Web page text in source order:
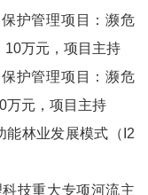
护管理项目：濒危
10万元，项目主持
护管理项目：濒危
万元，项目主持
能林业发展模式（I2
技重大专项河流主